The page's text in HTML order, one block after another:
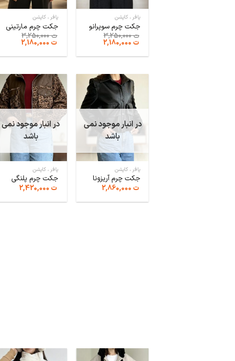
پافر ، کاپشن
جکت چرم سوپرانو
ت3,250,000
قیمت
ت 3,250,000
ت قیمت
ت 2,180,000.
پافر ، کاپشن
جکت چرم مارتینی
ت3,250,000
قیمت
ت 3,250,000
ت قیمت
ت 2,180,000.
در انبار موجود نمی
باشد
پافر ، کاپشن
جکت چرم آریزونا
ت
در انبار موجود نمی
باشد
پافر ، کاپشن
جکت چرم پلنگی
ت